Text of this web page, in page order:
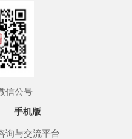
信公号
手机版
询与交流平台